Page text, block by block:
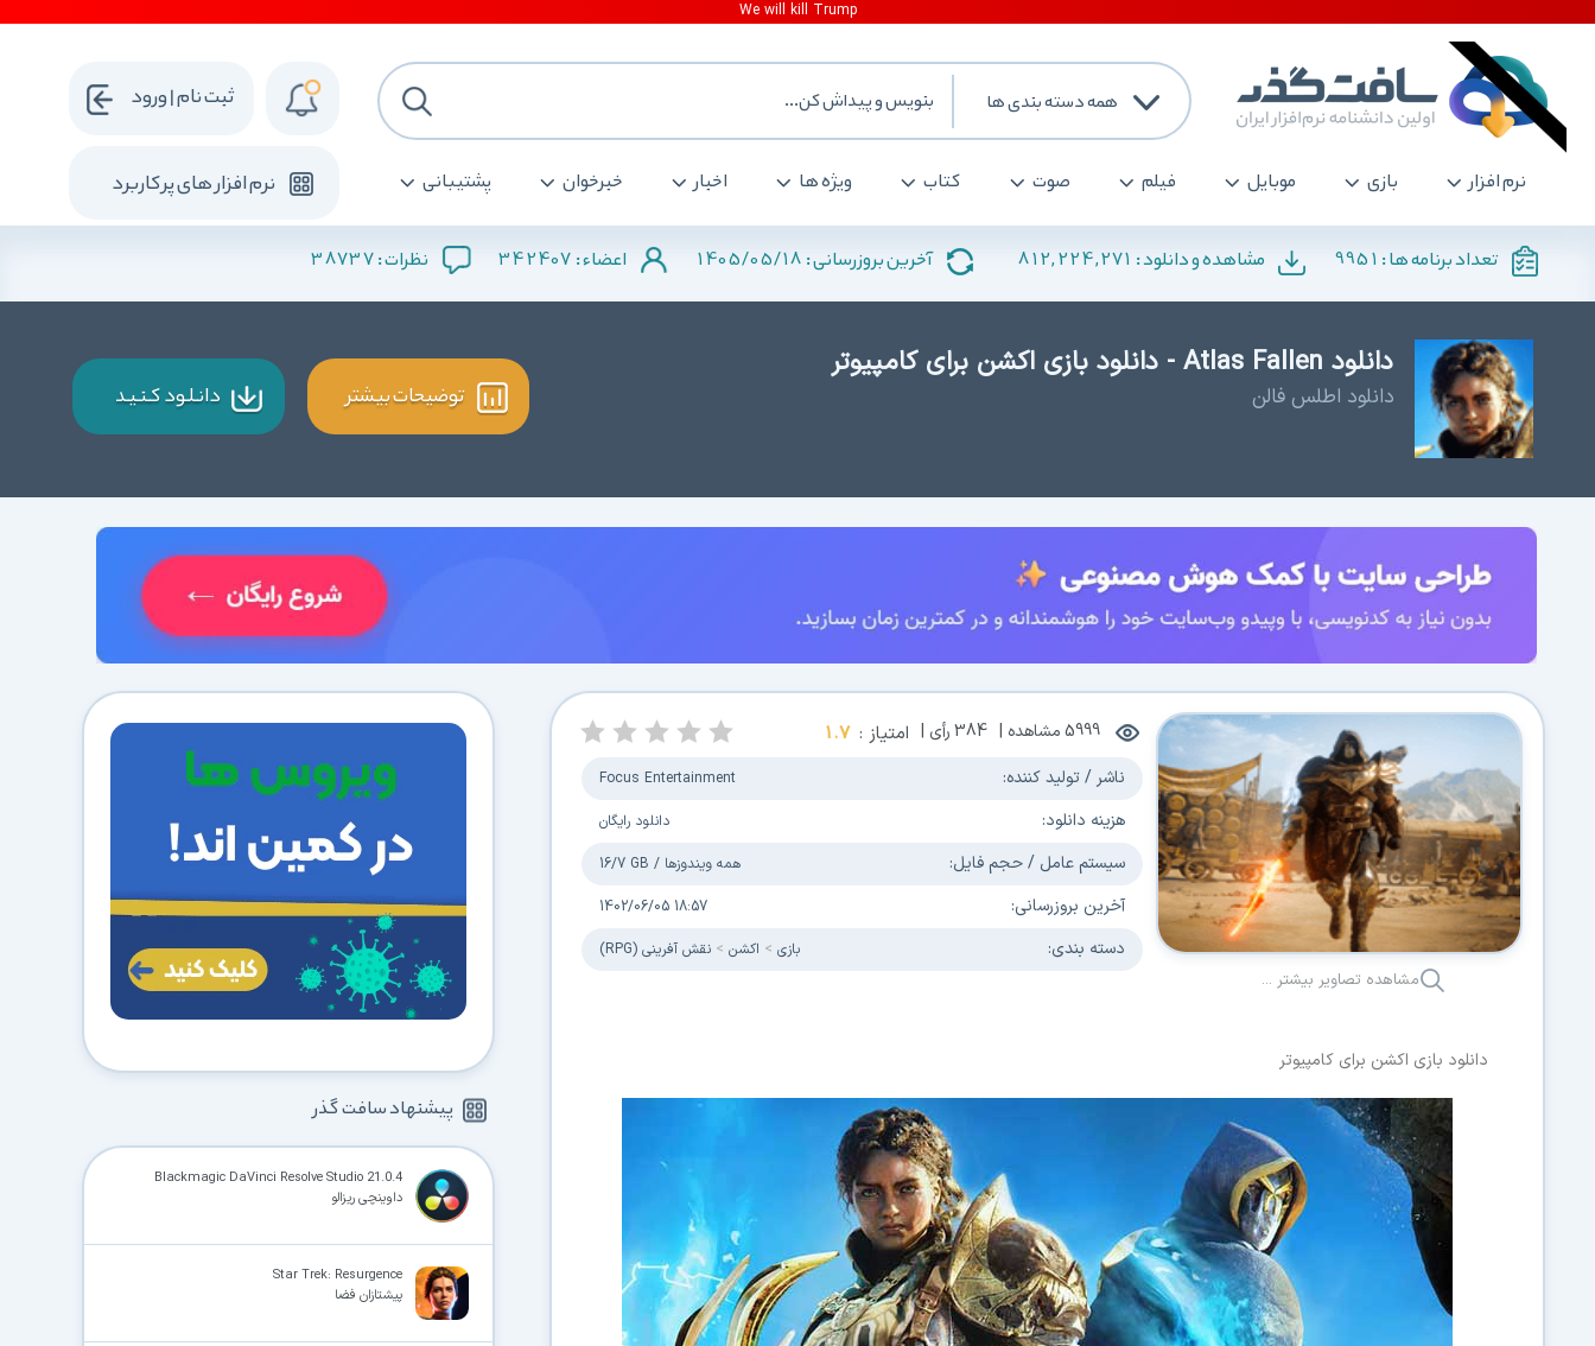
همه دسته بندی ها
نرم افزار بازی موبایل فیلم صوت کتاب ویژه ها اخبار خبرخوان پشتیبانی نرم افزار های پرکاربرد
ثبت نام | ورود
تعداد برنامه ها : 9951 مشاهده و دانلود : 812,224,271 آخرین بروزرسانی : 1405/05/18 اعضاء : 342407 نظرات :38737
دانلود Atlas Fallen - دانلود بازی اکشن برای کامپیوتر
دانلود اطلس فالن توضیحات بیشتر دانـلـود کـنـیـد
مشاهده تصاویر بیشتر ...
5999مشاهده | 384رأی | امتیاز : 1.7
ناشر / تولید کننده: Focus Entertainment
هزینه دانلود: دانلود رایگان
سیستم عامل / حجم فایل: 16/7 GB / همه ویندوزها
آخرین بروزرسانی: 1402/06/05 18:57
دسته بندی: بازی اکشن نقش آفرینی (RPG)
دانلود بازی اکشن برای کامپیوتر
پیشنهاد سافت گذر
Blackmagic DaVinci Resolve Studio 21.0.4
داوینچی ریزالو
Star Trek: Resurgence
پیشتازان فضا